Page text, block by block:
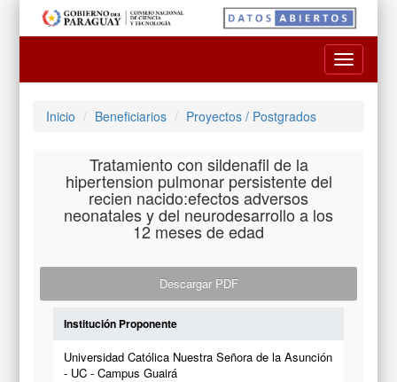
Toggle
Inicio Beneficiarios Proyectos / Postgrados
Tratamiento con sildenafil de la
hipertension pulmonar persistente del
recien nacido:efectos adversos
neonatales y del neurodesarrollo a los
12 meses de edad
Descargar PDF
Institución Proponente
Universidad Católica Nuestra Señora de la Asunción
- UC - Campus Guairá